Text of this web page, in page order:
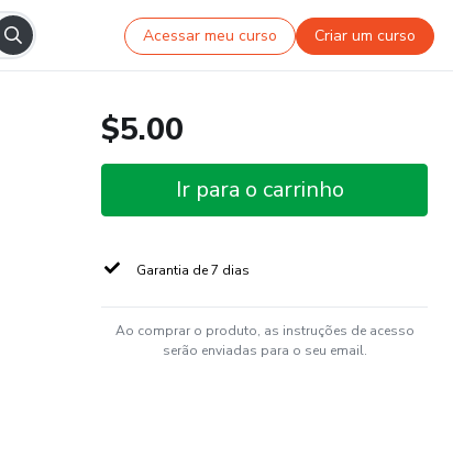
Acessar meu curso Criar um curso
$5.00
Ir para o carrinho
Garantia de 7 dias
Ao comprar o produto, as instruções de acesso
serão enviadas para o seu email.